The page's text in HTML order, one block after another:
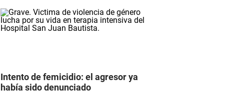
Intento de femicidio: el agresor ya
había sido denunciado